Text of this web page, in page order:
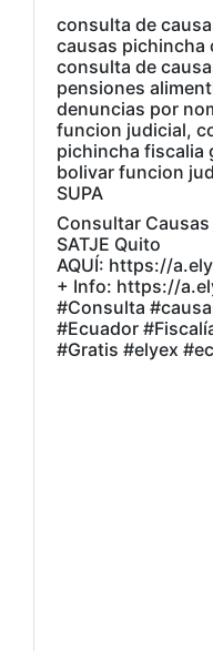
consulta de
causas pichincha
consulta de
pensiones
denuncias por
funcion judicial,
pichincha fiscalia
bolivar funcion
SUPA
Consultar
SATJE Quito
AQUÍ: https://
+ Info: https://
#Consulta
#Ecuador
#Gratis #elyex